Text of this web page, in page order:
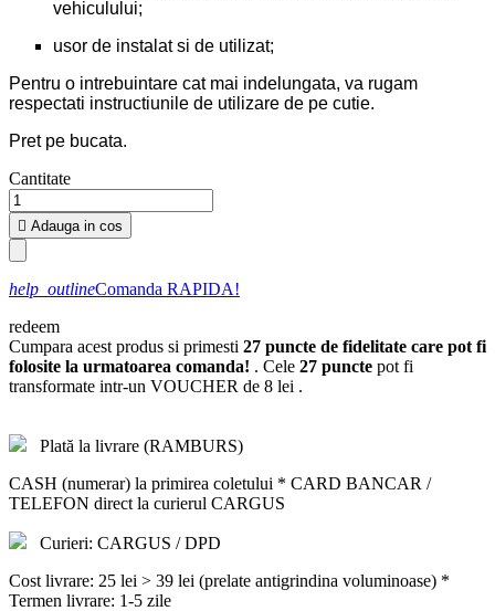
vehiculului;
usor de instalat si de utilizat;
Pentru o intrebuintare cat mai indelungata, va rugam
respectati instructiunile de utilizare de pe cutie.
Pret pe bucata.
Cantitate
 Adauga in cos
help_outlineComanda RAPIDA!
redeem
Cumpara acest produs si primesti 27 puncte de fidelitate care pot fi
folosite la urmatoarea comanda! . Cele 27 puncte pot fi
transformate intr-un VOUCHER de 8 lei .
Plată la livrare (RAMBURS)
CASH (numerar) la primirea coletului * CARD BANCAR /
TELEFON direct la curierul CARGUS
Curieri: CARGUS / DPD
Cost livrare: 25 lei > 39 lei (prelate antigrindina voluminoase) *
Termen livrare: 1-5 zile